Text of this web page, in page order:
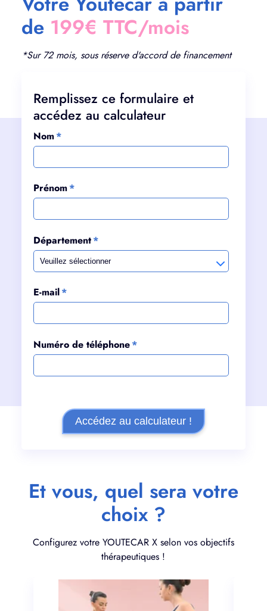
de 199€ TTC/mois
*Sur 72 mois, sous réserve d'accord de financement
Remplissez ce formulaire et
accédez au calculateur
Nom*
Prénom*
Département*
E-mail*
Numéro de téléphone*
Et vous, quel sera votre
choix ?
Configurez votre YOUTECAR X selon vos objectifs
thérapeutiques !